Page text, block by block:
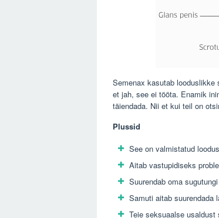
Semenax kasutab
et jah, see ei tööta. Enamik
täiendada. Nii et kui teil on
Plussid
See on valmistatud
Aitab vastupidiseks
Suurendab oma
Samuti aitab suurendada
Teie seksuaalse usaldust